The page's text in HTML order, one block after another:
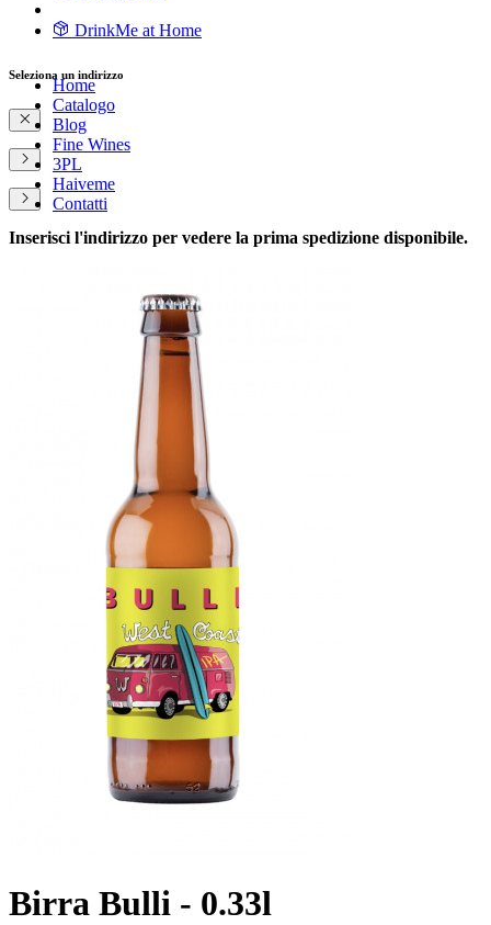
DrinkMe at Home
Home
Catalogo
Blog
Fine Wines
3PL
Haiveme
Contatti
Seleziona un indirizzo
Inserisci l'indirizzo per vedere la prima spedizione disponibile.
Birra Bulli - 0.33l